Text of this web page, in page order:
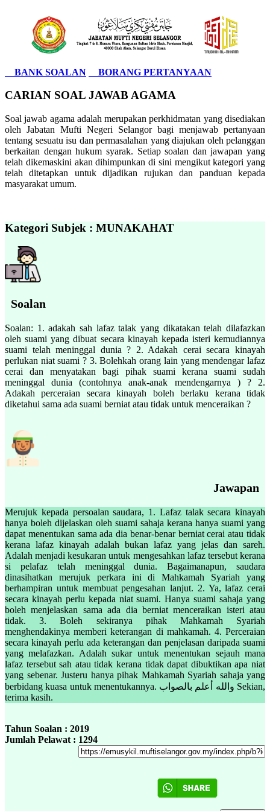
BANK SOALAN BORANG PERTANYAAN
CARIAN SOAL JAWAB AGAMA
Soal jawab agama adalah merupakan perkhidmatan yang disediakan
oleh Jabatan Mufti Negeri Selangor bagi menjawab pertanyaan
tentang sesuatu isu dan permasalahan yang diajukan oleh pelanggan
berkaitan dengan hukum syarak. Setiap soalan dan jawapan yang
telah dikemaskini akan dihimpunkan di sini mengikut kategori yang
telah ditetapkan untuk dijadikan rujukan dan panduan kepada
masyarakat umum.
Kategori Subjek : MUNAKAHAT
Soalan
Soalan: 1. adakah sah lafaz talak yang dikatakan telah dilafazkan
oleh suami yang dibuat secara kinayah kepada isteri kemudiannya
suami telah meninggal dunia ? 2. Adakah cerai secara kinayah
perlukan niat suami ? 3. Bolehkah orang lain yang mendengar lafaz
cerai dan menyatakan bagi pihak suami kerana suami sudah
meninggal dunia (contohnya anak-anak mendengarnya ) ? 2.
Adakah perceraian secara kinayah boleh berlaku kerana tidak
diketahui sama ada suami berniat atau tidak untuk menceraikan ?
Jawapan
Merujuk kepada persoalan saudara, 1. Lafaz talak secara kinayah
hanya boleh dijelaskan oleh suami sahaja kerana hanya suami yang
dapat menentukan sama ada dia benar-benar berniat cerai atau tidak
kerana lafaz kinayah adalah bukan lafaz yang jelas dan sareh.
Adalah menjadi kesukaran untuk mengesahkan lafaz tersebut kerana
si pelafaz telah meninggal dunia. Bagaimanapun, saudara
dinasihatkan merujuk perkara ini di Mahkamah Syariah yang
berhampiran untuk membuat pengesahan lanjut. 2. Ya, lafaz cerai
secara kinayah perlu kepada niat suami. Hanya suami sahaja yang
boleh menjelaskan sama ada dia berniat menceraikan isteri atau
tidak. 3. Boleh sekiranya pihak Mahkamah Syariah
menghendakinya memberi keterangan di mahkamah. 4. Perceraian
secara kinayah perlu ada keterangan dan penjelasan daripada suami
yang melafazkan. Adalah sukar untuk menentukan sejauh mana
lafaz tersebut sah atau tidak kerana tidak dapat dibuktikan apa niat
yang sebenar. Justeru hanya pihak Mahkamah Syariah sahaja yang
berbidang kuasa untuk menentukannya. والله أعلم بالصواب Sekian,
terima kasih.
Tahun Soalan : 2019
Jumlah Pelawat : 1294